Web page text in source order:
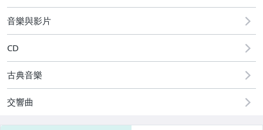
國語光碟
台語光碟
古典光碟
音樂與影片
CD
古典音樂
交響曲